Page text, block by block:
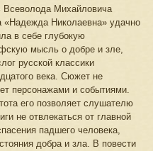
Всеволода Михайловича
«Надежда Николаевна» удачно
в себе глубокую
мысль о добре и зле,
русской классики
века. Сюжет не
персонажами и событиями.
его позволяет слушателю
не отвлекаться от главной
падшего человека,
добра и зла. В повести